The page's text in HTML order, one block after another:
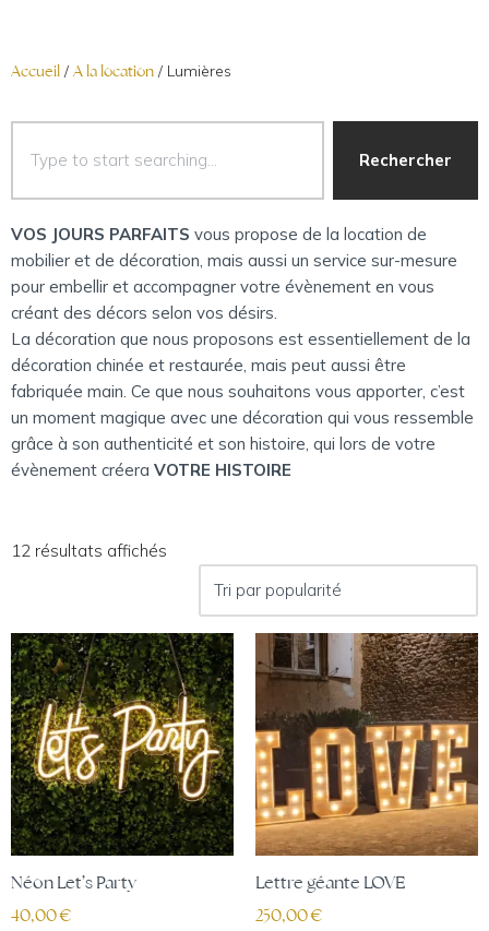
Accueil / A la location / Lumières
Rechercher
VOS JOURS PARFAITS vous propose de la location de
mobilier et de décoration, mais aussi un service sur-mesure
pour embellir et accompagner votre évènement en vous
créant des décors selon vos désirs.
La décoration que nous proposons est essentiellement de la
décoration chinée et restaurée, mais peut aussi être
fabriquée main. Ce que nous souhaitons vous apporter, c’est
un moment magique avec une décoration qui vous ressemble
grâce à son authenticité et son histoire, qui lors de votre
évènement créera VOTRE HISTOIRE
12 résultats affichés
Néon Let’s Party
40,00€
Lettre géante LOVE
250,00€